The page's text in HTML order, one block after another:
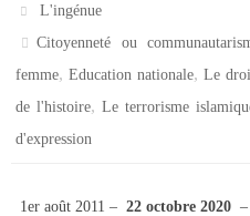
L'ingénue
Citoyenneté ou
femme, Education nationale, Le
de l'histoire, Le terrorisme
d'expression
1er août 2011 – 22 octobre 2020 –